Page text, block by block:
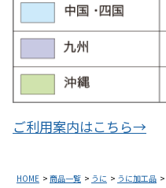
ご利用案内はこちら→
HOME 商品一覧 うに うに加工品